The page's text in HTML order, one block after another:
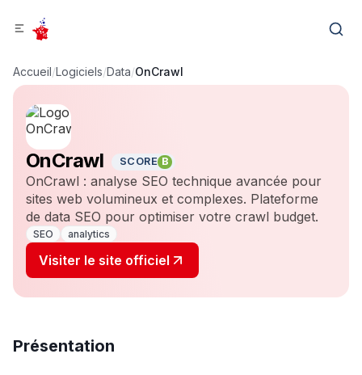
Accueil/Logiciels/Data/OnCrawl
OnCrawl SCORE B
OnCrawl : analyse SEO technique avancée pour
sites web volumineux et complexes. Plateforme
de data SEO pour optimiser votre crawl budget.
SEO analytics
Visiter le site officiel
Présentation